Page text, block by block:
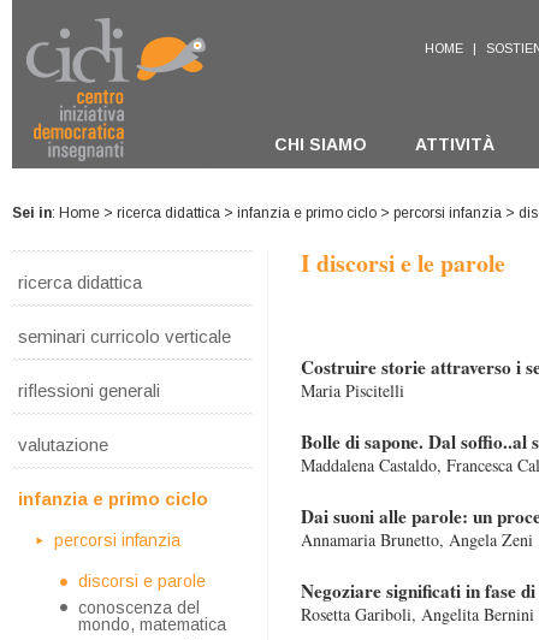
HOME |
CHI SIAMO ATTIVITÀ
Sei in: Home > ricerca didattica > infanzia e primo ciclo > percorsi infanzia >
ricerca didattica
seminari curricolo verticale
riflessioni generali
valutazione
infanzia e primo ciclo
percorsi infanzia
discorsi e parole
conoscenza del
mondo, matematica
I discorsi e le parole
Costruire storie attraverso i
Maria Piscitelli
Bolle di sapone. Dal soffio..al
Maddalena Castaldo, Francesca
Dai suoni alle parole: un
Annamaria Brunetto, Angela Zeni
Negoziare significati in fase
Rosetta Gariboli, Angelita Bernini